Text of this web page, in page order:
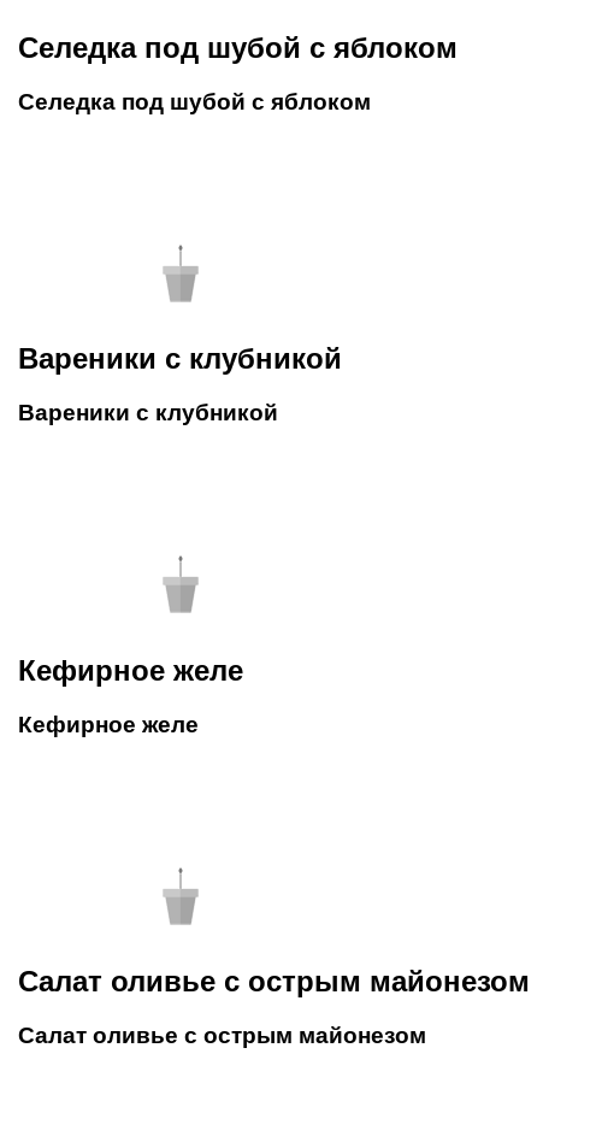
Селедка под шубой с яблоком
Селедка под шубой с яблоком
Вареники с клубникой
Вареники с клубникой
Кефирное желе
Кефирное желе
Салат оливье c острым майонезом
Салат оливье c острым майонезом